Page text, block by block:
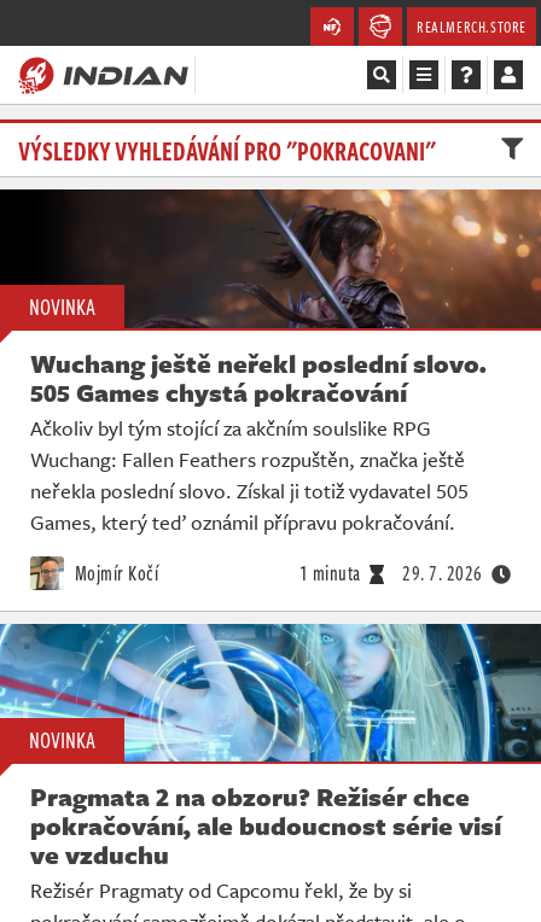
REALMERCH.STORE
Magazín
Soutěže
Databáze
Komunita
Redakce
Živě
VÝSLEDKY VYHLEDÁVÁNÍ PRO "POKRACOVANI"
NOVINKA
Wuchang ještě neřekl poslední slovo.
505 Games chystá pokračování
Ačkoliv byl tým stojící za akčním soulslike RPG
Wuchang: Fallen Feathers rozpuštěn, značka ještě
neřekla poslední slovo. Získal ji totiž vydavatel 505
Games, který teď oznámil přípravu pokračování.
Mojmír Kočí 1 minuta 29. 7. 2026
NOVINKA
Pragmata 2 na obzoru? Režisér chce
pokračování, ale budoucnost série visí
ve vzduchu
Režisér Pragmaty od Capcomu řekl, že by si